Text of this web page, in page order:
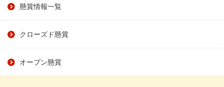
懸賞情報一覧
クローズド懸賞
オープン懸賞